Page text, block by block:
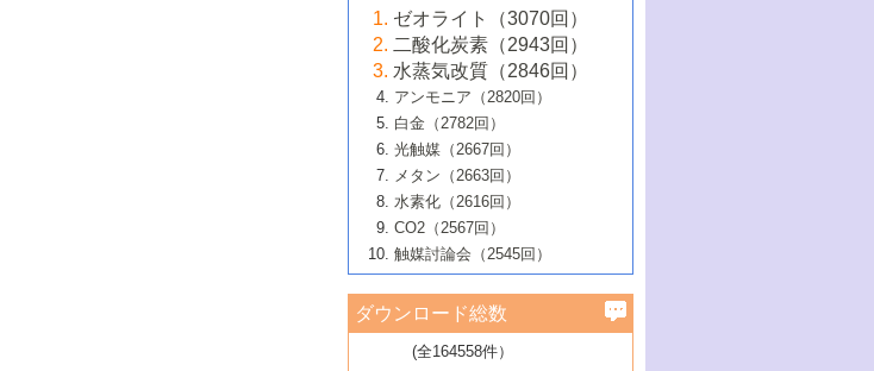
大学：オンライン・対面開催）
6号 メタン転換技術の最新動向
B号 第125回触媒討論会（2020年・工学
院大学）
5号 固体触媒による含窒素有機化合物変
換の最前線
6号 貴金属使用量低減に向けた自動車排
ガス浄化触媒の開発
B号 第123回触媒討論会（2019年・大阪
B号 第121回触媒討論会（2018年・東京
大学）
5号 水素のふるまいを解き明かす最先端
研究
6号 低級アルカンの有効利用のための触
媒技術
B号 第119回触媒討論会（2017年・首都
大学東京）
媒技術
3号 触媒研究の最先端～とびたて若き研究
者たち～（1）
4号 触媒研究の最先端～とびたて若き研究
者たち～（2）
5号 触媒研究の最先端～とびたて若き研究
者たち～（3）
6号 イオニクス材料と燃料電池・電解合成
の最新の研究動向
B号 第117回触媒討論会（2016年・大阪府
立大学）
2号 石油精製用触媒の最近の進展
3号 固体酸化物形燃料電池（SOFC）におけ
るアノード触媒上での燃料直接改質技術
4号 コアシェル構造の制御による触媒機能
5号 工業触媒およびその周辺技術の最近の
進歩
6号 ナノシート
B号 第115回触媒討論会（2015年・成蹊大
2号 光触媒反応機構に関する最新の研究動
向
開発動向
4号 人工光合成に向けた近年のアプローチ
5号 未利用熱エネルギーの有効活用に貢献
する触媒技術
6号 ポリオキソメタレート
B号 第113回触媒討論会（2014年・ロワジ
ールホテル豊橋）
1号 高耐久性燃料電池システム用触媒にお
ける新展開
2号 リビングラジカル重合の最近の動向
3号 天然ガスの化学工業的展開に関する触
媒技術
4号 貴金属触媒の精密構造制御とその活用
5号 バイオマス化成品製造のための固体触
6号 ナノ空間─吸着状態解析から新機能開拓
B号 第111回触媒討論会（2013年・関西大
▼54巻（2012年）
1号 規則性多孔体の利用技術における最近
の進歩
2号 第109回触媒討論会
3号 貴金属低減技術の最新動向
4号 貴金属代替技術の最新動向
5号 光触媒による物質変換反応の新展開
6号 グラフェン
7号 水素を利用する化成品合成の新潮流
▼53巻（2011年）
1号 金属学から見る合金触媒の新展開
2号 第107回触媒討論会
3号 触媒のその場観察法の進歩（１）
4号 触媒のその場観察法の進歩（２）
5号 不活性結合の触媒的活性化による有機
合成
6号 新しい固体酸触媒技術
7号 ゼオライト合成における最近の進歩
▼52巻（2010年）
1号 触媒の劣化対策と長寿命触媒開発
2号 第105回触媒討論会
3号 ナノ構造が拓く新機能
4号 活性サイトおよびその環境の精密な設
計による触媒の高機能化
5号 触媒を有効に使うための技術
7号 有機分子触媒による精密有機合成
1号 炭素材料－熱い注目を集める材料－
2号 第103回触媒討論会
3号 環境浄化用光触媒の現状と課題
4号 水素社会の実現に向けた水素製造・貯
蔵技術の進歩
5号 CO2が関わる触媒・材料
▼50巻（2008年）
1号 触媒化学と学会のこの10年，半世紀，
そして未来
2号 第101回触媒討論会
4号 錯体を利用したユニークな表面構造の
構築と機能
▼49巻（2007年）
1号 含フッ素化合物の合成と触媒
2号 第99回触媒討論会
3号 実用的ファインケミカル合成プロセス
を実現する触媒
▼48巻（2006年）
1号 固体酸触媒の最近の進歩
2号 第97回触媒討論会
3号 リビング重合触媒の最近の展開
1号 最近の触媒担体とその効果
2号 第95回触媒討論会
▼46巻（2004年）
1号 部分酸化反応触媒の最前線
▼45巻（2003年）
ゼオライト（3070回）
二酸化炭素（2943回）
水蒸気改質（2846回）
アンモニア（2820回）
白金（2782回）
光触媒（2667回）
メタン（2663回）
水素化（2616回）
CO2（2567回）
触媒討論会（2545回）
ダウンロード総数
(全164558件）